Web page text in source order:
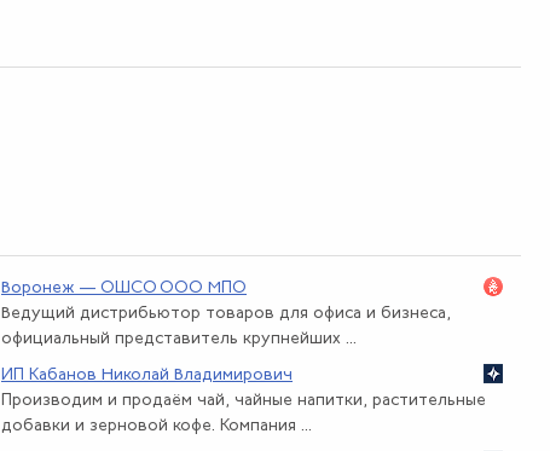
Воронеж — ОШСО ООО МПО
Ведущий дистрибьютор товаров для офиса и бизнеса,
официальный представитель крупнейших ...
ИП Кабанов Николай Владимирович
Производим и продаём чай, чайные напитки, растительные
добавки и зерновой кофе. Компания ...